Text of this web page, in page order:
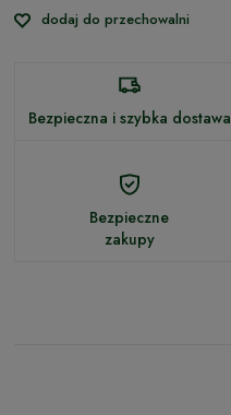
dodaj do przechowalni
Bezpieczna i szybka dostawa
Bezpieczne
zakupy